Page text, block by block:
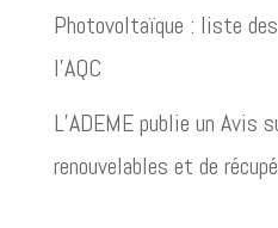
Photovoltaïque : liste
l’AQC
L’ADEME publie un Avis
renouvelables et de